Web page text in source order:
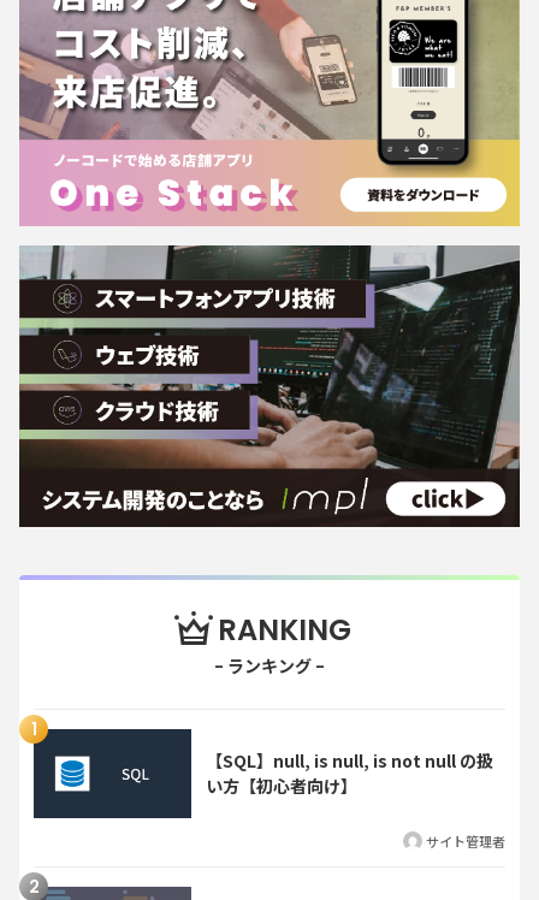
RANKING
【SQL】null, is null, is not null の扱
い方【初心者向け】
サイト管理者